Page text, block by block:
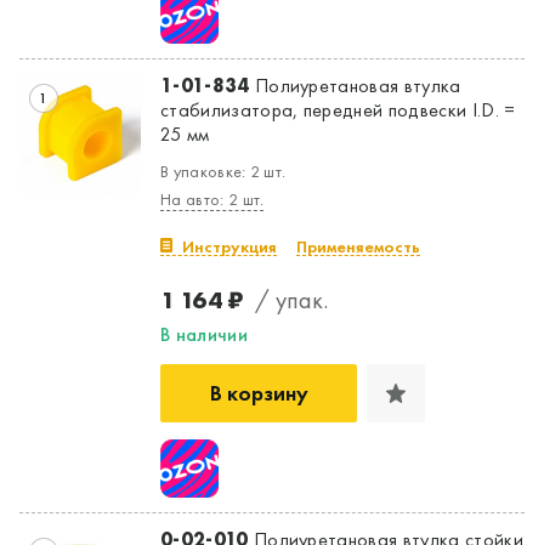
1 1-01-834 Полиуретановая втулка
стабилизатора, передней подвески I.D. =
25 мм
В упаковке: 2 шт.
На авто: 2 шт.
Инструкция Применяемость
1 164 ₽ / упак.
В наличии
В корзину
0-02-010 Полиуретановая втулка стойки